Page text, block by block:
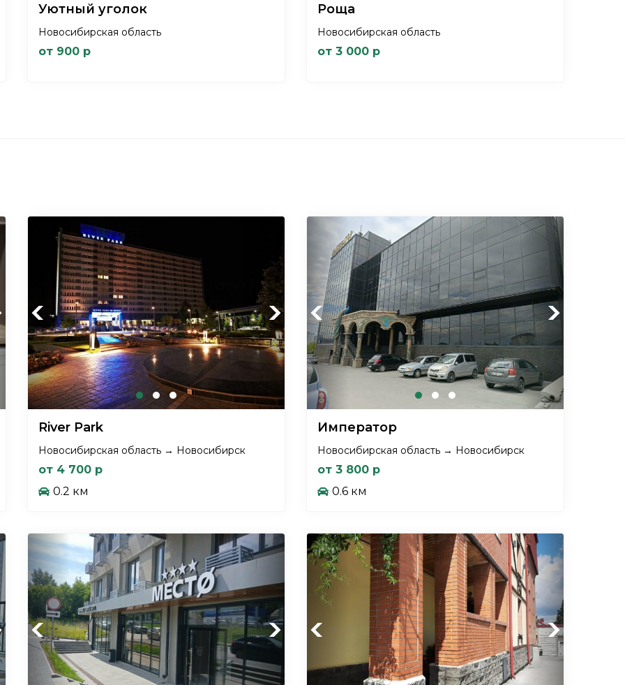
Уютный уголок
Новосибирская область
от 900 р
Роща
Новосибирская область
от 3 000 р
Previous Next
River Park
Новосибирская область → Новосибирск
от 4 700 р
0.2 км
Previous Next
Император
Новосибирская область → Новосибирск
от 3 800 р
0.6 км
Previous Next Previous Next